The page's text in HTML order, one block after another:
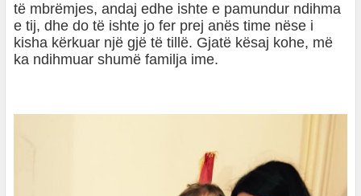
të mbrëmjes, andaj edhe ishte e pamundur ndihma
e tij, dhe do të ishte jo fer prej anës time nëse i
kisha kërkuar një gjë të tillë. Gjatë kësaj kohe, më
ka ndihmuar shumë familja ime.